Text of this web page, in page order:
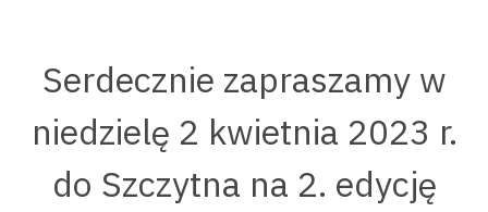
Serdecznie zapraszamy w
niedzielę 2 kwietnia 2023 r.
do Szczytna na 2. edycję